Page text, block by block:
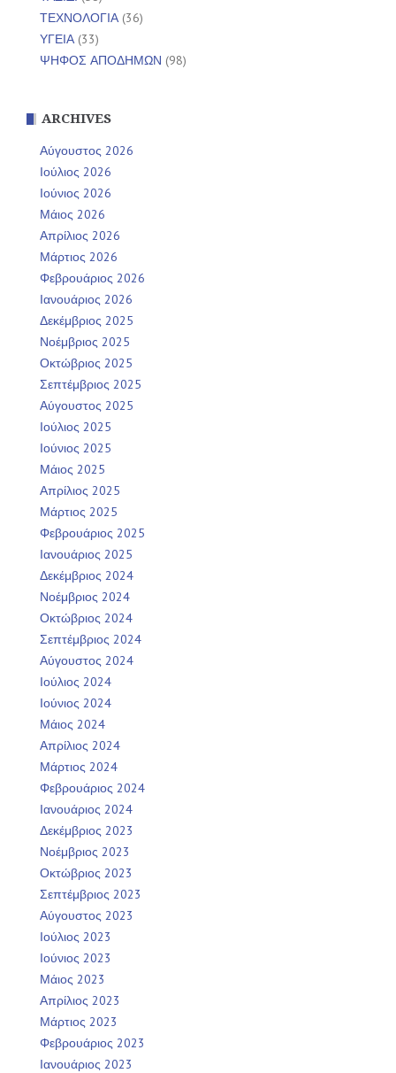
ΤΕΧΝΟΛΟΓΙΑ(36)
ΥΓΕΙΑ(33)
ΨΗΦΟΣ ΑΠΟΔΗΜΩΝ (98)
ARCHIVES
Αύγουστος 2026
Ιούλιος 2026
Ιούνιος 2026
Μάιος 2026
Απρίλιος 2026
Μάρτιος 2026
Φεβρουάριος 2026
Ιανουάριος 2026
Δεκέμβριος 2025
Νοέμβριος 2025
Οκτώβριος 2025
Σεπτέμβριος 2025
Αύγουστος 2025
Ιούλιος 2025
Ιούνιος 2025
Μάιος 2025
Απρίλιος 2025
Μάρτιος 2025
Φεβρουάριος 2025
Ιανουάριος 2025
Δεκέμβριος 2024
Νοέμβριος 2024
Οκτώβριος 2024
Σεπτέμβριος 2024
Αύγουστος 2024
Ιούλιος 2024
Ιούνιος 2024
Μάιος 2024
Απρίλιος 2024
Μάρτιος 2024
Φεβρουάριος 2024
Ιανουάριος 2024
Δεκέμβριος 2023
Νοέμβριος 2023
Οκτώβριος 2023
Σεπτέμβριος 2023
Αύγουστος 2023
Ιούλιος 2023
Ιούνιος 2023
Μάιος 2023
Απρίλιος 2023
Μάρτιος 2023
Φεβρουάριος 2023
Ιανουάριος 2023